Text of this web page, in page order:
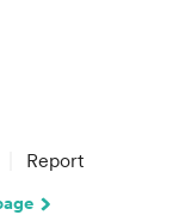
Report